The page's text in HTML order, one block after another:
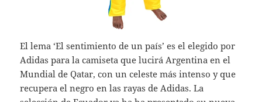
El lema ‘El sentimiento de un país’ es el elegido por
Adidas para la camiseta que lucirá Argentina en el
Mundial de Qatar, con un celeste más intenso y que
recupera el negro en las rayas de Adidas. La